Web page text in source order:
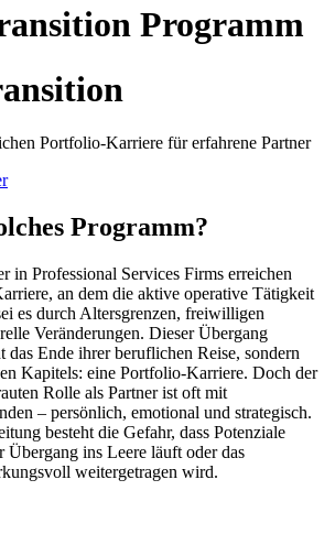
Programm
Portfolio-Karriere für erfahrene Partner
Programm?
in Professional Services Firms erreichen
an dem die aktive operative Tätigkeit
es durch Altersgrenzen, freiwilligen
Veränderungen. Dieser Übergang
Ende ihrer beruflichen Reise, sondern
Kapitels: eine Portfolio-Karriere. Doch der
Rolle als Partner ist oft mit
– persönlich, emotional und strategisch.
besteht die Gefahr, dass Potenziale
Übergang ins Leere läuft oder das
weitergetragen wird.